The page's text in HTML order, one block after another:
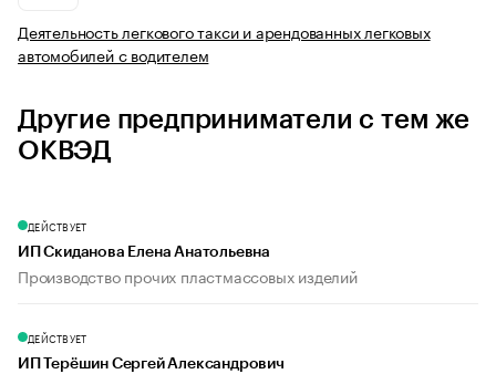
Деятельность легкового такси и арендованных легковых
автомобилей с водителем
Другие предприниматели с тем же
ОКВЭД
ДЕЙСТВУЕТ
ИП Скиданова Елена Анатольевна
Производство прочих пластмассовых изделий
ДЕЙСТВУЕТ
ИП Терёшин Сергей Александрович